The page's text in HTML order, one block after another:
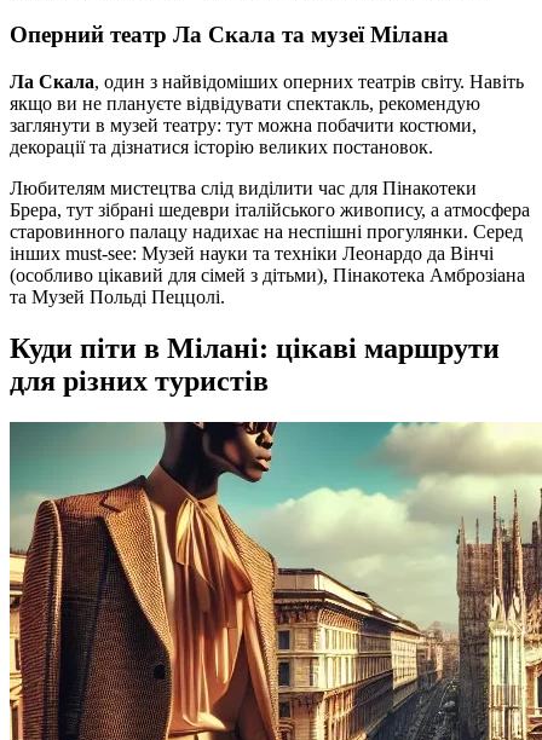
Оперний театр Ла Скала та музеї Мілана
Ла Скала, один з найвідоміших оперних театрів світу. Навіть
якщо ви не плануєте відвідувати спектакль, рекомендую
заглянути в музей театру: тут можна побачити костюми,
декорації та дізнатися історію великих постановок.
Любителям мистецтва слід виділити час для Пінакотеки
Брера, тут зібрані шедеври італійського живопису, а атмосфера
старовинного палацу надихає на неспішні прогулянки. Серед
інших must-see: Музей науки та техніки Леонардо да Вінчі
(особливо цікавий для сімей з дітьми), Пінакотека Амброзіана
та Музей Польді Пеццолі.
Куди піти в Мілані: цікаві маршрути
для різних туристів